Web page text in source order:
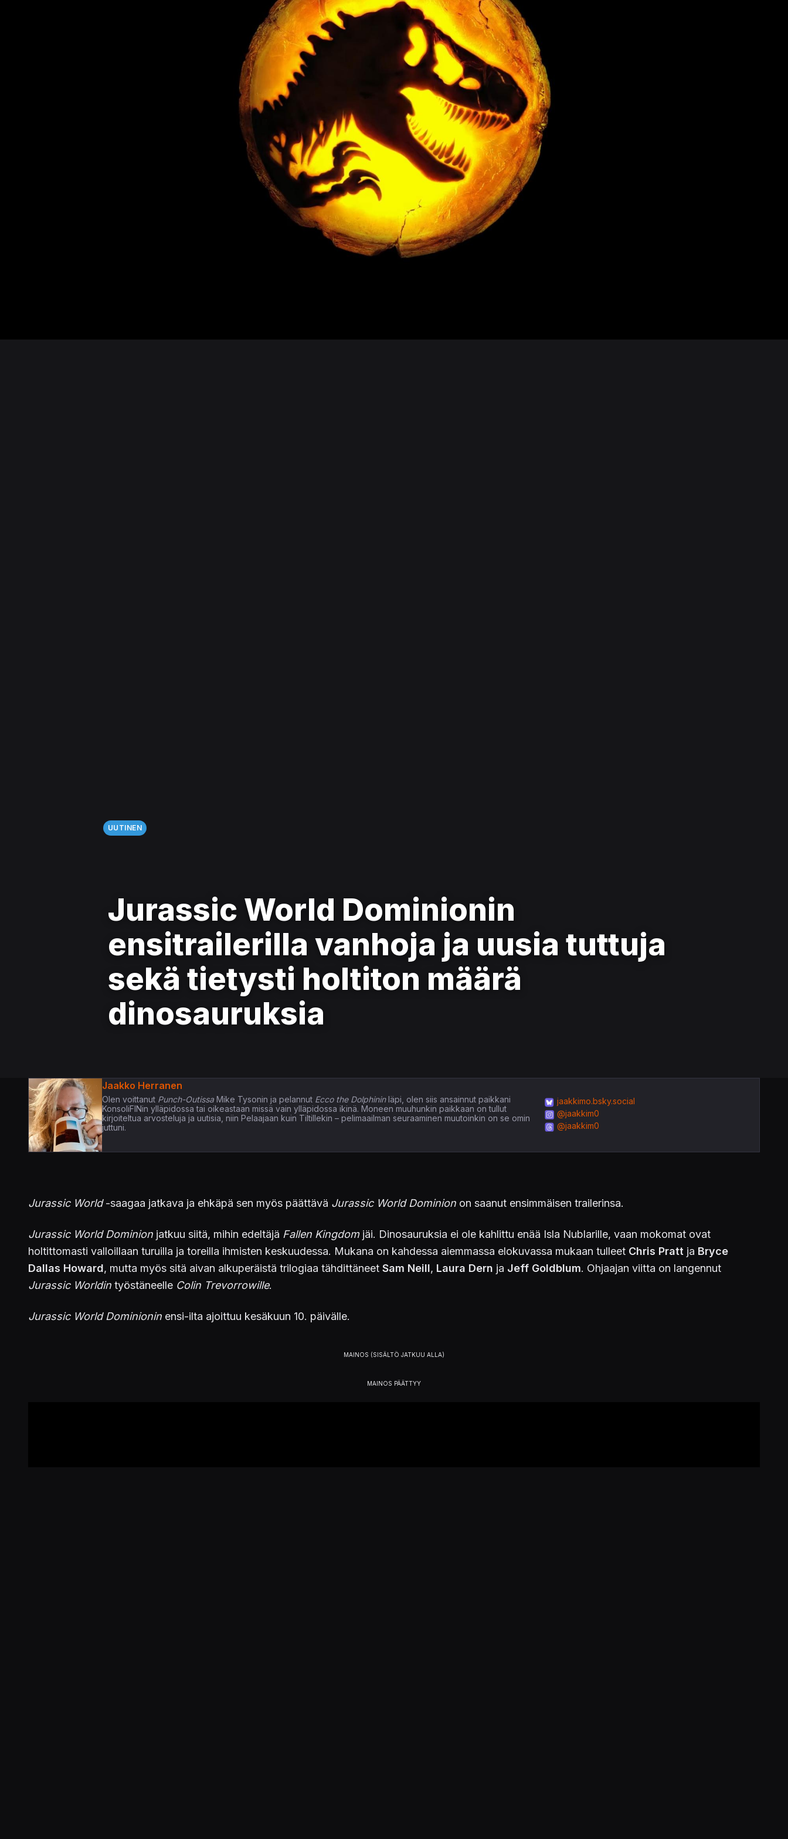
UUTINEN
Jurassic World Dominionin
ensitrailerilla vanhoja ja uusia tuttuja
sekä tietysti holtiton määrä
dinosauruksia
Jaakko Herranen
Olen voittanut Punch-Outissa Mike Tysonin ja pelannut Ecco the Dolphininläpi, olen siis ansainnut paikkani
KonsoliFINin ylläpidossa tai oikeastaan missä vain ylläpidossa ikinä. Moneen muuhunkin paikkaan on tullut
kirjoiteltua arvosteluja ja uutisia, niin Pelaajaan kuin Tiltillekin – pelimaailman seuraaminen muutoinkin on se omin
juttuni.
jaakkimo.bsky.social
@jaakkim0
@jaakkim0
Jurassic World-saagaa jatkava ja ehkäpä sen myös päättävä Jurassic World Dominion on saanut ensimmäisen trailerinsa.
Jurassic World Dominion jatkuu siitä, mihin edeltäjä Fallen Kingdomjäi. Dinosauruksia ei ole kahlittu enää Isla Nublarille, vaan mokomat ovat
holtittomasti valloillaan turuilla ja toreilla ihmisten keskuudessa. Mukana on kahdessa aiemmassa elokuvassa mukaan tulleet Chris Pratt ja Bryce
Dallas Howard, mutta myös sitä aivan alkuperäistä trilogiaa tähdittäneet Sam Neill, Laura Dern ja Jeff Goldblum. Ohjaajan viitta on langennut
Jurassic Worldin työstäneelle Colin Trevorrowille.
Jurassic World Dominionin ensi-ilta ajoittuu kesäkuun 10. päivälle.